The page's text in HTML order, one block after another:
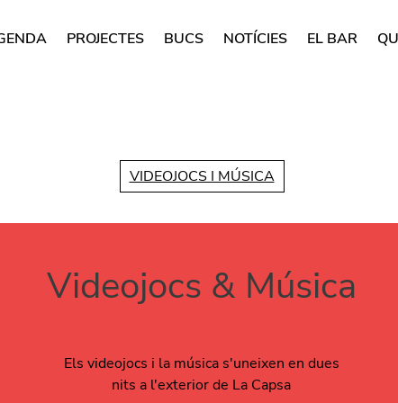
PROJECTES BUCS NOTÍCIES EL BAR
VIDEOJOCS I MÚSICA
Videojocs & Música
Els videojocs i la música s'uneixen en dues
nits a l'exterior de La Capsa